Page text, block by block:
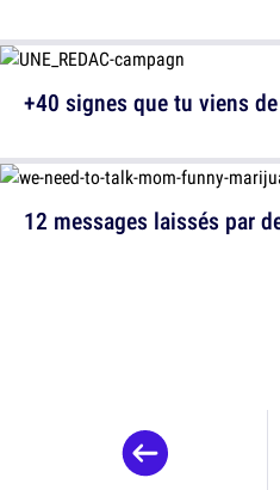
12 messages laissés par
+40 signes que tu viens